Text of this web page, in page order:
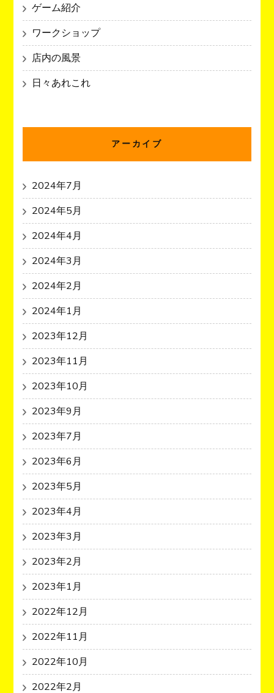
ゲーム紹介
ワークショップ
店内の風景
日々あれこれ
アーカイブ
2024年7月
2024年5月
2024年4月
2024年3月
2024年2月
2024年1月
2023年12月
2023年11月
2023年10月
2023年9月
2023年7月
2023年6月
2023年5月
2023年4月
2023年3月
2023年2月
2023年1月
2022年12月
2022年11月
2022年10月
2022年2月